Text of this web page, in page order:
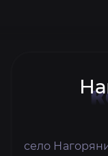
село